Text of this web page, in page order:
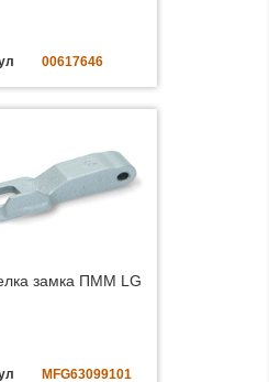
00617646
замка ПММ LG
MFG63099101